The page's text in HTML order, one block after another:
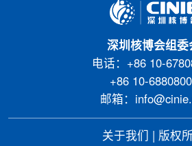
深圳核博会组委
电话：+86 10-
+86 10-
邮箱：
关于我们 版权